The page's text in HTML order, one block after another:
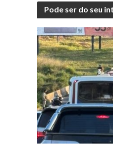
Pode ser do seu